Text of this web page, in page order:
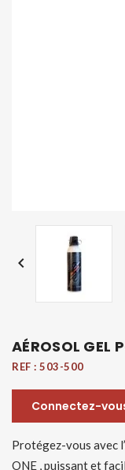

AÉROSOL GEL
REF : 503-500
Connectez-
Protégez-vous avec
ONE , puissant et